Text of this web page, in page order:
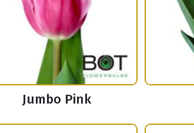
Jumbo Pink